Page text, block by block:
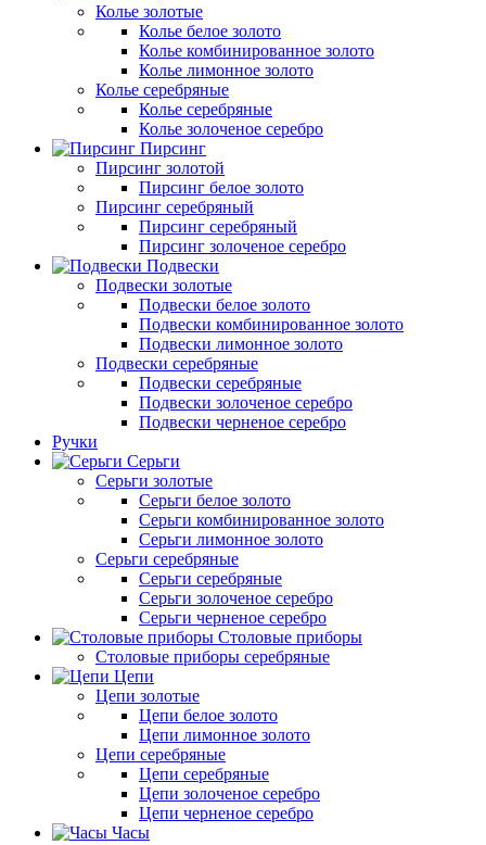
Колье золотые
Колье белое золото
Колье комбинированное золото
Колье лимонное золото
Колье серебряные
Колье серебряные
Колье золоченое серебро
Пирсинг
Пирсинг золотой
Пирсинг белое золото
Пирсинг серебряный
Пирсинг серебряный
Пирсинг золоченое серебро
Подвески
Подвески золотые
Подвески белое золото
Подвески комбинированное золото
Подвески лимонное золото
Подвески серебряные
Подвески серебряные
Подвески золоченое серебро
Подвески черненое серебро
Ручки
Серьги
Серьги золотые
Серьги белое золото
Серьги комбинированное золото
Серьги лимонное золото
Серьги серебряные
Серьги серебряные
Серьги золоченое серебро
Серьги черненое серебро
Столовые приборы
Столовые приборы серебряные
Цепи
Цепи золотые
Цепи белое золото
Цепи лимонное золото
Цепи серебряные
Цепи серебряные
Цепи золоченое серебро
Цепи черненое серебро
Часы